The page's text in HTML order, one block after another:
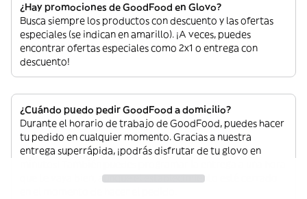
¿Hay promociones de GoodFood en Glovo?
Busca siempre los productos con descuento y las ofertas
especiales (se indican en amarillo). ¡A veces, puedes
encontrar ofertas especiales como 2x1 o entrega con
descuento!
¿Cuándo puedo pedir GoodFood a domicilio?
Durante el horario de trabajo de GoodFood, puedes hacer
tu pedido en cualquier momento. Gracias a nuestra
entrega superrápida, ¡podrás disfrutar de tu glovo en
que te vaya bien, aunque el establecimiento esté cerrado